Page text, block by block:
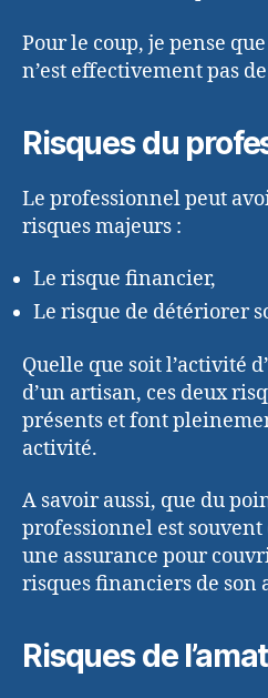
Pour le coup, je pense
n’est effectivement pas
Risques du
Le professionnel peut
risques majeurs :
Le risque financier,
Le risque de détériorer
Quelle que soit l’activité
d’un artisan, ces deux
présents et font
activité.
A savoir aussi, que du
professionnel est
une assurance pour
risques financiers de son
Risques de